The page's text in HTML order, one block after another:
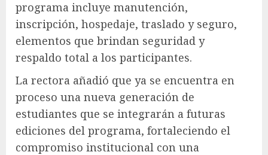
programa incluye manutención,
inscripción, hospedaje, traslado y seguro,
elementos que brindan seguridad y
respaldo total a los participantes.
La rectora añadió que ya se encuentra en
proceso una nueva generación de
estudiantes que se integrarán a futuras
ediciones del programa, fortaleciendo el
compromiso institucional con una